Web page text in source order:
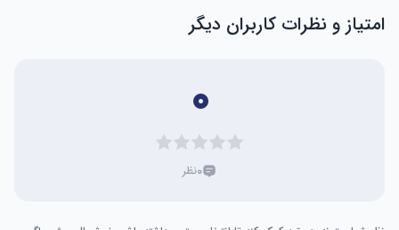
امتیاز و نظرات کاربران دیگر
۰
۰نظر